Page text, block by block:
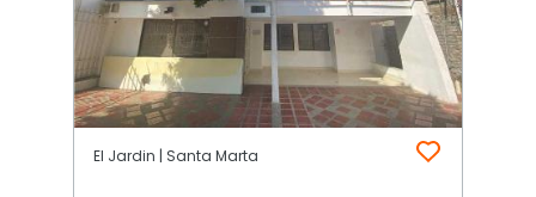
El Jardin | Santa Marta